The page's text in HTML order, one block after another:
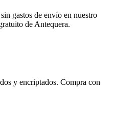
gastos de envío en nuestro
de Antequera.
y encriptados. Compra con